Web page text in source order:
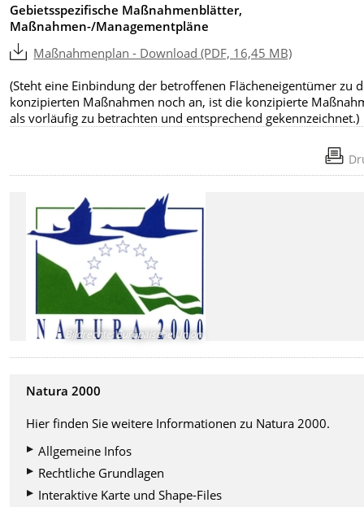
Gebietsspezifische Maßnahmenblätter,
Maßnahmen-/Managementpläne
Maßnahmenplan - Download (PDF, 16,45 MB)
(Steht eine Einbindung der betroffenen Flächeneigentümer zu
konzipierten Maßnahmen noch an, ist die konzipierte
als vorläufig zu betrachten und entsprechend gekennzeichnet.)
Bildrechte:Europäische Union
Natura 2000
Hier finden Sie weitere Informationen zu Natura 2000.
Allgemeine Infos
Rechtliche Grundlagen
Interaktive Karte und Shape-Files